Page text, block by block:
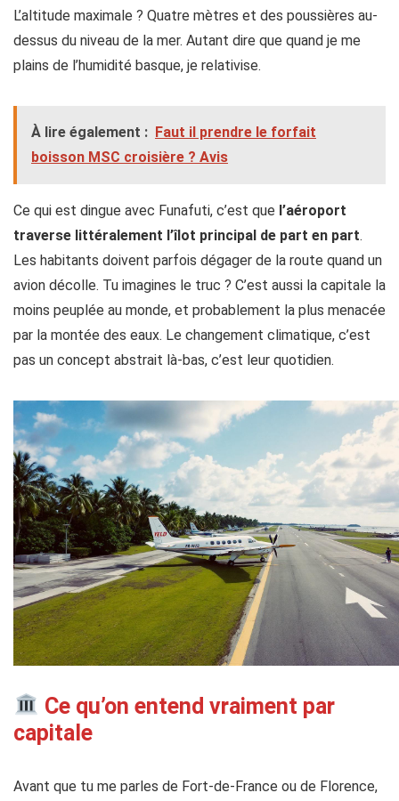
L’altitude maximale ? Quatre mètres et des poussières au-
dessus du niveau de la mer. Autant dire que quand je me
plains de l’humidité basque, je relativise.
À lire également : Faut il prendre le forfait
boisson MSC croisière ? Avis
Ce qui est dingue avec Funafuti, c’est que l’aéroport
traverse littéralement l’îlot principal de part en part.
Les habitants doivent parfois dégager de la route quand un
avion décolle. Tu imagines le truc ? C’est aussi la capitale la
moins peuplée au monde, et probablement la plus menacée
par la montée des eaux. Le changement climatique, c’est
pas un concept abstrait là-bas, c’est leur quotidien.
Ce qu’on entend vraiment par
capitale
Avant que tu me parles de Fort-de-France ou de Florence,